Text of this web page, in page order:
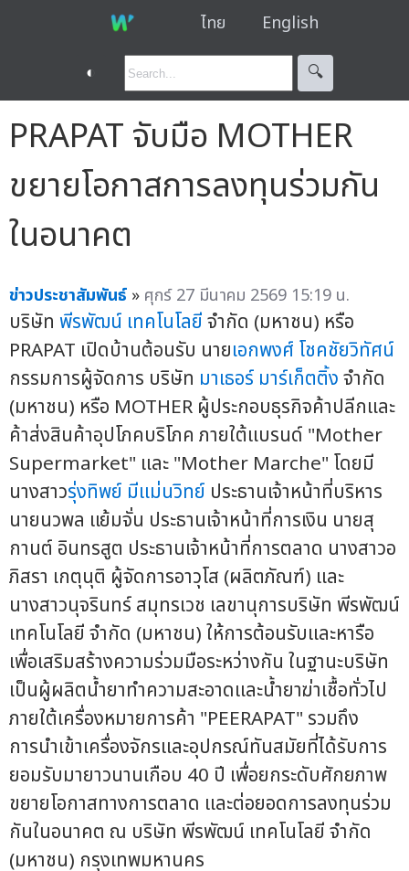
ไทย English
◐ 🔍︎
PRAPAT จับมือ MOTHER
ขยายโอกาสการลงทุนร่วมกัน
ในอนาคต
ข่าวประชาสัมพันธ์ » ศุกร์ 27 มีนาคม 2569 15:19 น.
บริษัท พีรพัฒน์ เทคโนโลยีจำกัด (มหาชน) หรือ
PRAPAT เปิดบ้านต้อนรับ นายเอกพงศ์ โชคชัยวิทัศน์
กรรมการผู้จัดการ บริษัท มาเธอร์ มาร์เก็ตติ้งจำกัด
(มหาชน) หรือ MOTHER ผู้ประกอบธุรกิจค้าปลีกและ
ค้าส่งสินค้าอุปโภคบริโภค ภายใต้แบรนด์ "Mother
Supermarket" และ "Mother Marche" โดยมี
นางสาวรุ่งทิพย์ มีแม่นวิทย์ ประธานเจ้าหน้าที่บริหาร
นายนวพล แย้มจั่น ประธานเจ้าหน้าที่การเงิน นายสุ
กานต์ อินทรสูต ประธานเจ้าหน้าที่การตลาด นางสาวอ
ภิสรา เกตุนุติ ผู้จัดการอาวุโส (ผลิตภัณฑ์) และ
นางสาวนุจรินทร์ สมุทรเวช เลขานุการบริษัท พีรพัฒน์
เทคโนโลยี จำกัด (มหาชน) ให้การต้อนรับและหารือ
เพื่อเสริมสร้างความร่วมมือระหว่างกัน ในฐานะบริษัท
เป็นผู้ผลิตน้ำยาทำความสะอาดและน้ำยาฆ่าเชื้อทั่วไป
ภายใต้เครื่องหมายการค้า "PEERAPAT" รวมถึง
การนำเข้าเครื่องจักรและอุปกรณ์ทันสมัยที่ได้รับการ
ยอมรับมายาวนานเกือบ 40 ปี เพื่อยกระดับศักยภาพ
ขยายโอกาสทางการตลาด และต่อยอดการลงทุนร่วม
กันในอนาคต ณ บริษัท พีรพัฒน์ เทคโนโลยี จำกัด
(มหาชน) กรุงเทพมหานคร